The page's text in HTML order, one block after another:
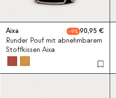
Aixa 9
90,95
Runder Pouf mit abnehmbarem
Stoffkissen Aixa